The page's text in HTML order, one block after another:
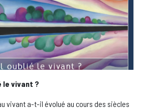
le vivant ?
vivant a-t-il évolué au cours des siècles